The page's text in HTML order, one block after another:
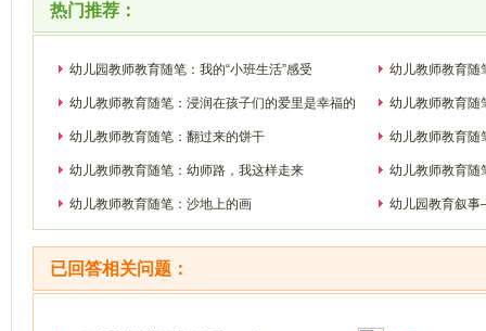
热门推荐：
幼儿园教师教育随笔：我的“小班生活”感受 幼儿教师教育随
幼儿教师教育随笔：浸润在孩子们的爱里是幸福的 幼儿教师教育随
幼儿教师教育随笔：翻过来的饼干 幼儿教师教育随
幼儿教师教育随笔：幼师路，我这样走来 幼儿教师教育随
幼儿教师教育随笔：沙地上的画 幼儿园教育叙
已回答相关问题：